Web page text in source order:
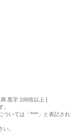
黒字:100倍以上 ]
。
ついては「****」と表記され
い。